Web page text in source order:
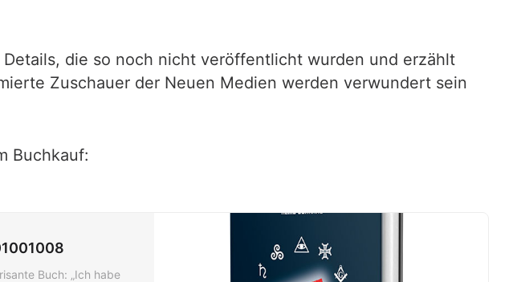
die so noch nicht veröffentlicht wurden und erzählt
Zuschauer der Neuen Medien werden verwundert sein
Buchkauf:
Buch: „Ich habe